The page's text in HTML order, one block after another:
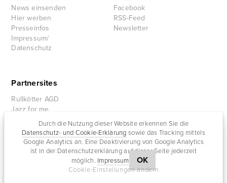
Durch die Nutzung dieser Website erkennen Sie die
Datenschutz- und Cookie-Erklärung sowie das Tracking mittels
Google Analytics an. Eine Deaktivierung von Google Analytics
ist in der Datenschutzerklärung auf dieser Seite jederzeit
möglich. Impressum OK
Cookie-Einstellungen ändern
News einsenden
Hier werben
Presseinfos
Impressum/
Datenschutz
Facebook
RSS-Feed
Newsletter
Partnersites
Rullkötter AGD
Jazz for me